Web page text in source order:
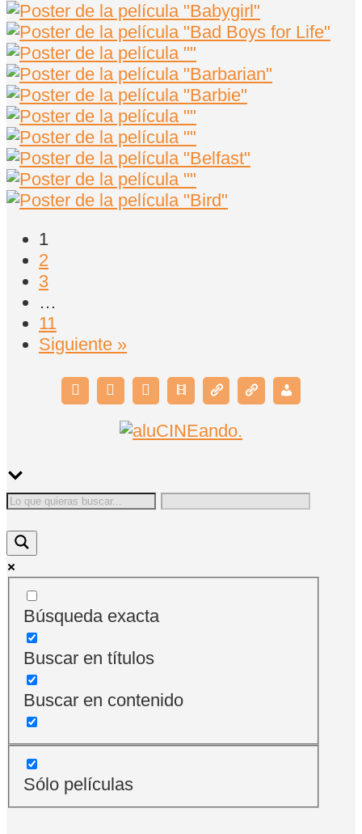
1
2
3
…
11
Siguiente »
Búsqueda exacta
Buscar en títulos
Buscar en contenido
Sólo películas